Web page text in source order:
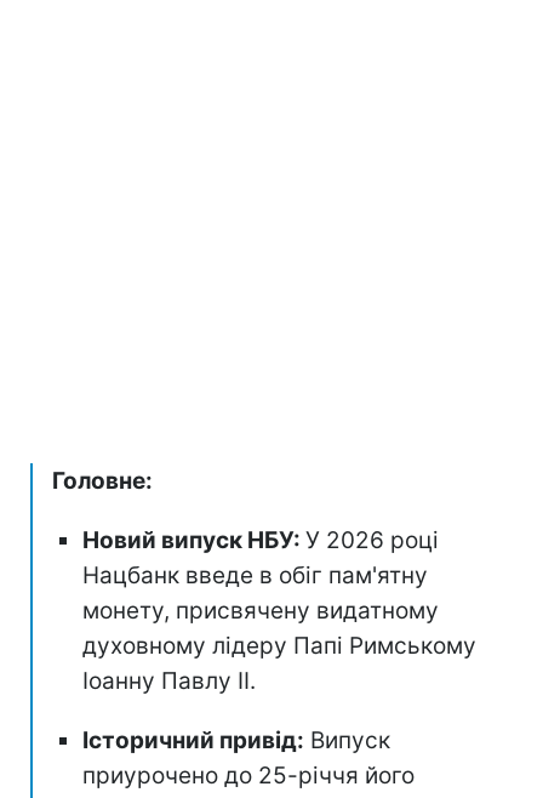
Головне:
Новий випуск НБУ: У 2026 році
Нацбанк введе в обіг пам'ятну
монету, присвячену видатному
духовному лідеру Папі Римському
Іоанну Павлу II.
Історичний привід: Випуск
приурочено до 25-річчя його